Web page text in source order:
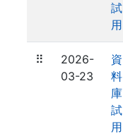
試
用
⠿
2026-
03-23
資
料
庫
試
用